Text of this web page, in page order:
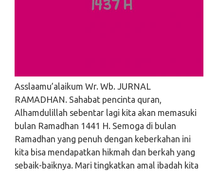
Asslaamu’alaikum Wr. Wb. JURNAL
RAMADHAN. Sahabat pencinta quran,
Alhamdulillah sebentar lagi kita akan memasuki
bulan Ramadhan 1441 H. Semoga di bulan
Ramadhan yang penuh dengan keberkahan ini
kita bisa mendapatkan hikmah dan berkah yang
sebaik-baiknya. Mari tingkatkan amal ibadah kita